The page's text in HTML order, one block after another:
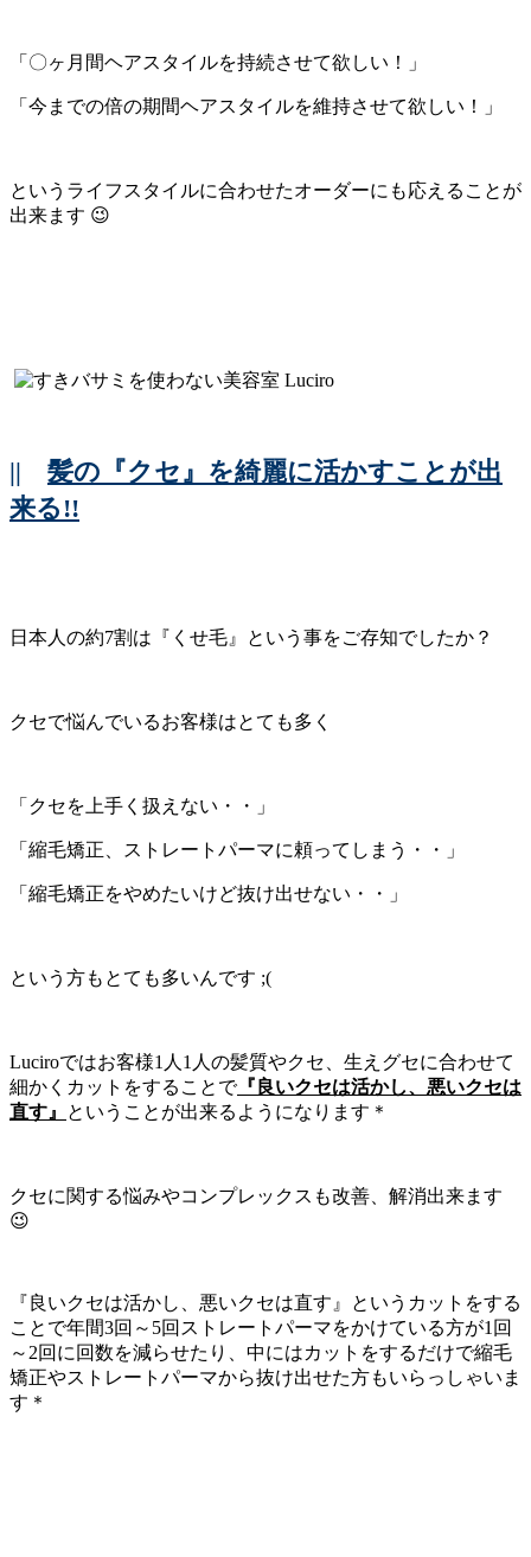
「〇ヶ月間ヘアスタイルを持続させて欲しい！」
「今までの倍の期間ヘアスタイルを維持させて欲しい！」
というライフスタイルに合わせたオーダーにも応えることが
出来ます 😉
|| 髪の『クセ』を綺麗に活かすことが出
来る!!
日本人の約7割は『くせ毛』という事をご存知でしたか？
クセで悩んでいるお客様はとても多く
「クセを上手く扱えない・・」
「縮毛矯正、ストレートパーマに頼ってしまう・・」
「縮毛矯正をやめたいけど抜け出せない・・」
という方もとても多いんです ;(
Luciroではお客様1人1人の髪質やクセ、生えグセに合わせて
細かくカットをすることで『良いクセは活かし、悪いクセは
直す』
ということが出来るようになります＊
クセに関する悩みやコンプレックスも改善、解消出来ます
😉
『良いクセは活かし、悪いクセは直す』というカットをする
ことで年間3回～5回ストレートパーマをかけている方が1回
～2回に回数を減らせたり、中にはカットをするだけで縮毛
矯正やストレートパーマから抜け出せた方もいらっしゃいま
す＊